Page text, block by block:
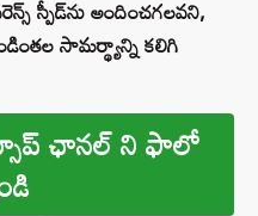
స్పీడ్‌ను అందించగలవని,
సామర్థ్యాన్ని కలిగి
ఛానల్ ని ఫాలో